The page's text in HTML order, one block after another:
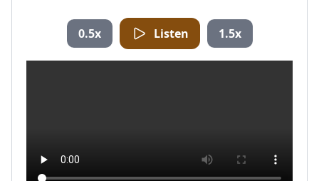
0.5x Listen 1.5x